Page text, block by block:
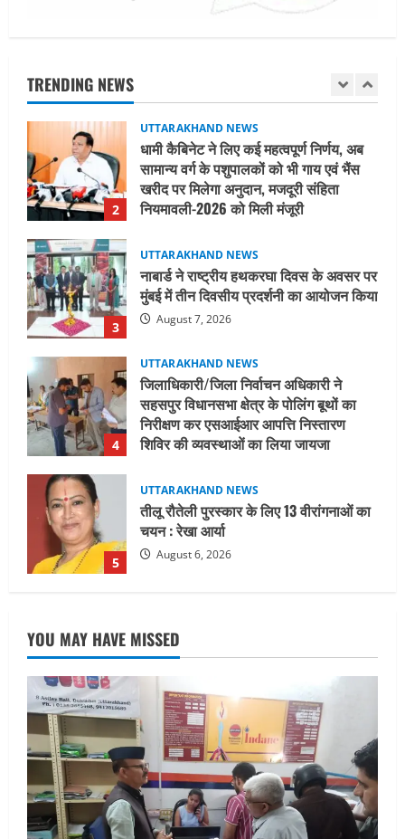
TRENDING NEWS
2
खरीद पर मिलेगा अनुदान, मजदूरी संहिता
नियमावली-2026 को मिली मंजूरी
August 7, 2026
3
UTTARAKHAND NEWS
नाबार्ड ने राष्ट्रीय हथकरघा दिवस के अवसर पर
मुंबई में तीन दिवसीय प्रदर्शनी का आयोजन किया
August 7, 2026
4
UTTARAKHAND NEWS
जिलाधिकारी/जिला निर्वाचन अधिकारी ने
सहसपुर विधानसभा क्षेत्र के पोलिंग बूथों का
निरीक्षण कर एसआईआर आपत्ति निस्तारण
August 6, 2026
5
UTTARAKHAND NEWS
तीलू रौतेली पुरस्कार के लिए 13 वीरांगनाओं का
चयन : रेखा आर्या
August 6, 2026
1
UTTARAKHAND NEWS
15 अगस्त तक ई-केवाईसी नहीं कराई तो गैस
आपूर्ति पर पड़ सकता है असर
धामी कैबिनेट ने लिए कई महत्वपूर्ण निर्णय, अब
सामान्य वर्ग के पशुपालकों को भी गाय एवं भैंस
खरीद पर मिलेगा अनुदान, मजदूरी संहिता
नियमावली-2026 को मिली मंजूरी
August 7, 2026
3
UTTARAKHAND NEWS
नाबार्ड ने राष्ट्रीय हथकरघा दिवस के अवसर पर
मुंबई में तीन दिवसीय प्रदर्शनी का आयोजन किया
August 7, 2026
YOU MAY HAVE MISSED